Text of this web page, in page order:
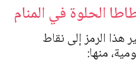
الحلوة في المنام
هذا الرمز إلى نقاط
منها: